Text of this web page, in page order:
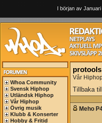
I början av
Whoa Community
Svensk Hiphop
Utländsk Hiphop
Vår Hiphop
Övrig musik
Klubb & Konserter
Hobby & Fritid
Vår
Tillbaka
Meho